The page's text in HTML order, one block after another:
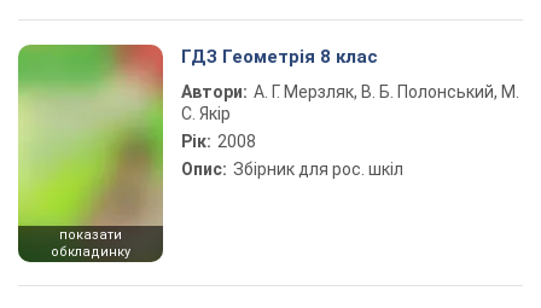
показати
обкладинку
ГДЗ Геометрія 8 клас
Автори: А. Г. Мерзляк, В. Б. Полонський, М.
С. Якір
Рік: 2008
Опис: Збірник для рос. шкіл